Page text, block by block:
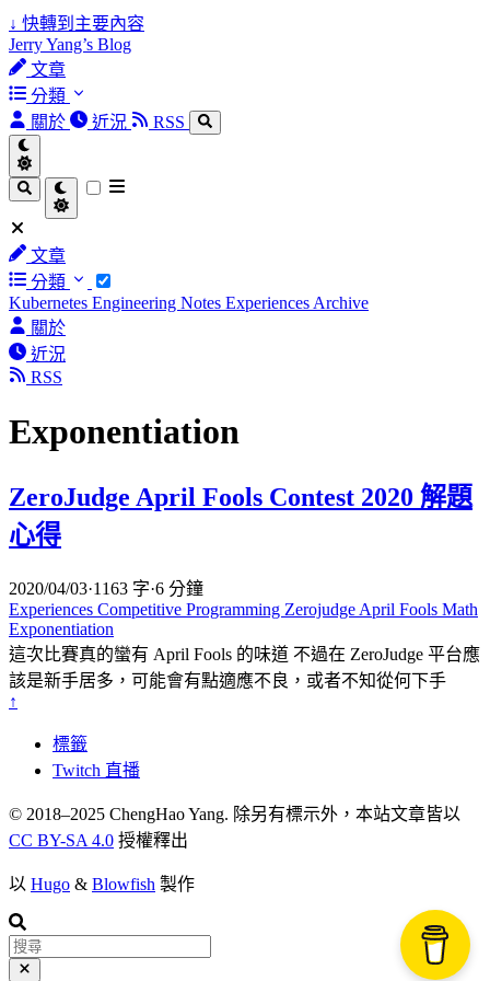
↓ 快轉到主要內容
Jerry Yang’s Blog
文章
分類
關於
近況 RSS
文章
分類
Kubernetes Engineering Notes Experiences Archive
關於
近況
RSS
Exponentiation
ZeroJudge April Fools Contest 2020 解題
心得
2020/04/03·1163 字·6 分鐘
Experiences Competitive Programming Zerojudge April Fools Math
Exponentiation
這次比賽真的蠻有 April Fools 的味道 不過在 ZeroJudge 平台應
該是新手居多，可能會有點適應不良，或者不知從何下手
↑
標籤
Twitch 直播
© 2018–2025 ChengHao Yang. 除另有標示外，本站文章皆以
CC BY-SA 4.0 授權釋出
以 Hugo & Blowfish 製作